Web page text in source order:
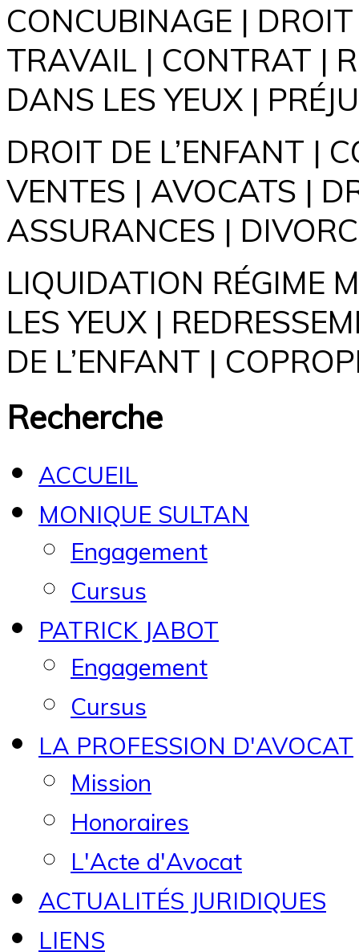
CONCUBINAGE |
TRAVAIL | CONTRAT |
DANS LES YEUX |
DROIT DE L’ENFANT |
VENTES | AVOCATS |
ASSURANCES |
LIQUIDATION RÉGIME
LES YEUX |
DE L’ENFANT |
Recherche
ACCUEIL
MONIQUE SULTAN
Engagement
Cursus
PATRICK JABOT
Engagement
Cursus
LA PROFESSION D'AVOCAT
Mission
Honoraires
L'Acte d'Avocat
ACTUALITÉS JURIDIQUES
LIENS